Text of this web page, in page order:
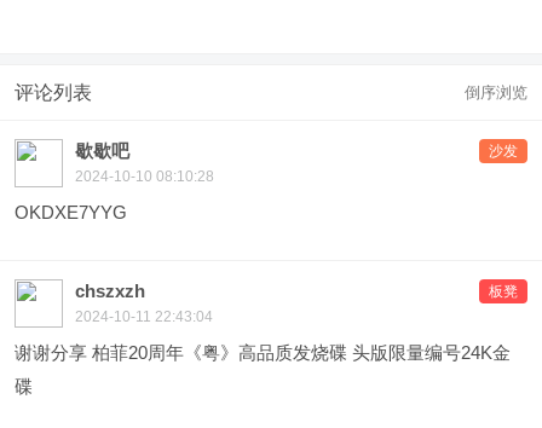
评论列表 倒序浏览
沙发
歇歇吧
2024-10-10 08:10:28
OKDXE7YYG
板凳
chszxzh
2024-10-11 22:43:04
谢谢分享 柏菲20周年《粤》高品质发烧碟 头版限量编号24K金
碟